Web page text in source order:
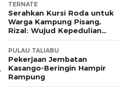
TERNATE
Serahkan Kursi Roda untuk
Warga Kampung Pisang,
Rizal: Wujud Kepedulian
Pemkot dan Baznas Ternate
PULAU TALIABU
Pekerjaan Jembatan
Kasango-Beringin Hampir
Rampung